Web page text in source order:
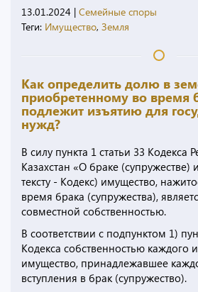
13.01.2024 | Семейные споры
Теги: Имущество, Земля
Как определить долю в
приобретенному во время
подлежит изъятию для
нужд?
В силу пункта 1 статьи 33 Кодекса
Казахстан «О браке (супружестве)
тексту - Кодекс) имущество,
время брака (супружества),
совместной собственностью.
В соответствии с подпунктом 1)
Кодекса собственностью каждого
имущество, принадлежавшее
вступления в брак (супружество).